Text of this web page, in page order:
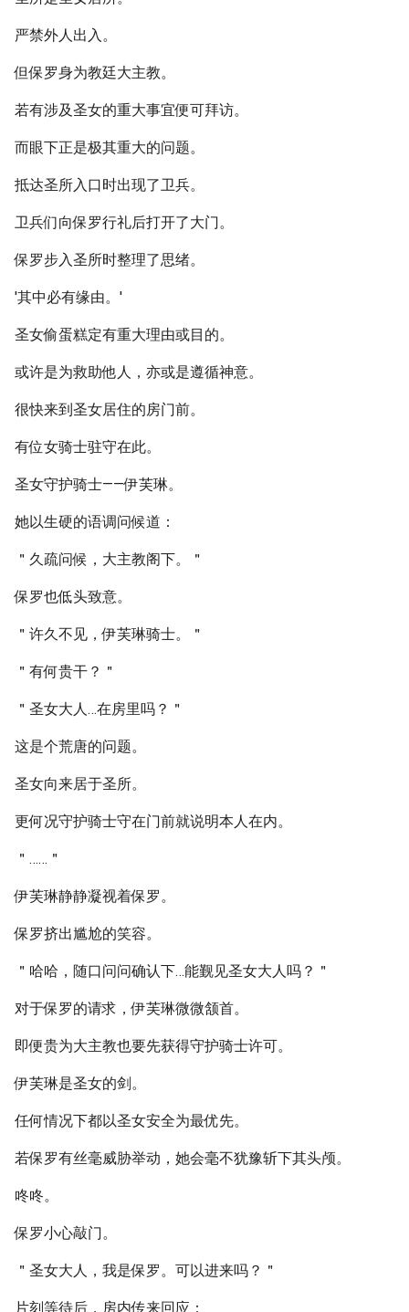
严禁外人出入。
但保罗身为教廷大主教。
若有涉及圣女的重大事宜便可拜访。
而眼下正是极其重大的问题。
抵达圣所入口时出现了卫兵。
卫兵们向保罗行礼后打开了大门。
保罗步入圣所时整理了思绪。
'其中必有缘由。'
圣女偷蛋糕定有重大理由或目的。
或许是为救助他人，亦或是遵循神意。
很快来到圣女居住的房门前。
有位女骑士驻守在此。
圣女守护骑士——伊芙琳。
她以生硬的语调问候道：
＂久疏问候，大主教阁下。＂
保罗也低头致意。
＂许久不见，伊芙琳骑士。＂
＂有何贵干？＂
＂圣女大人…在房里吗？＂
这是个荒唐的问题。
圣女向来居于圣所。
更何况守护骑士守在门前就说明本人在内。
＂……＂
伊芙琳静静凝视着保罗。
保罗挤出尴尬的笑容。
＂哈哈，随口问问确认下…能觐见圣女大人吗？＂
对于保罗的请求，伊芙琳微微颔首。
即便贵为大主教也要先获得守护骑士许可。
伊芙琳是圣女的剑。
任何情况下都以圣女安全为最优先。
若保罗有丝毫威胁举动，她会毫不犹豫斩下其头颅。
咚咚。
保罗小心敲门。
＂圣女大人，我是保罗。可以进来吗？＂
片刻等待后，房内传来回应：